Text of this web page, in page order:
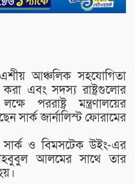
আঞ্চলিক সহযোগিতা
করা এবং সদস্য রাষ্ট্রগুলোর
পররাষ্ট্র মন্ত্রণালয়ের
সার্ক জার্নালিস্ট ফোরামের
সার্ক ও বিমসটেক উইং-এর
আলমের সাথে তার